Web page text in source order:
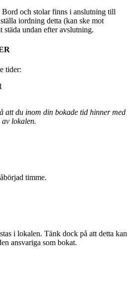
och stolar finns i anslutning till
iordning detta (kan ske mot
städa undan efter avslutning.
tider:
att du inom din bokade tid hinner med
av lokalen.
timme.
i lokalen. Tänk dock på att detta kan
ansvariga som bokat.